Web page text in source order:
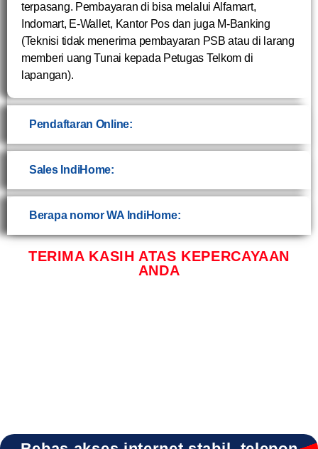
terpasang. Pembayaran di bisa melalui Alfamart,
Indomart, E-Wallet, Kantor Pos dan juga M-Banking
(Teknisi tidak menerima pembayaran PSB atau di larang
memberi uang Tunai kepada Petugas Telkom di
lapangan).
Pendaftaran Online:
Sales IndiHome:
Berapa nomor WA IndiHome:
TERIMA KASIH ATAS KEPERCAYAAN
ANDA